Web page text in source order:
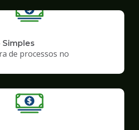
de processos no